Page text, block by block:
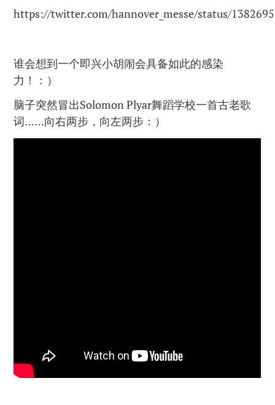
https://twitter.com/hannover_messe/status/
谁会想到一个即兴小胡闹会具备如此的感染
力！：）
脑子突然冒出Solomon Plyar舞蹈学校一首古老歌
词……向右两步，向左两步：）